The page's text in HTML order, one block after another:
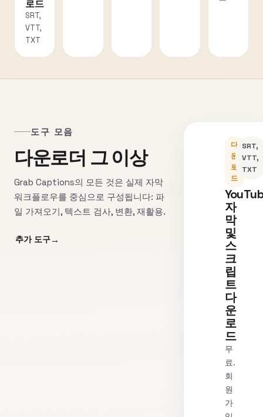
로드
SRT,
VTT,
TXT
도구 모음
다운로더 그 이상
Grab Captions의 모든 것은 실제 자막
워크플로우를 중심으로 구성됩니다: 파
일 가져오기, 텍스트 검사, 변환, 재활용.
추가 도구
다
운
로
드
자
막
및
스
크
립
트
다
운
로
드
무
료.
회
원
가
SRT,
VTT,
TXT